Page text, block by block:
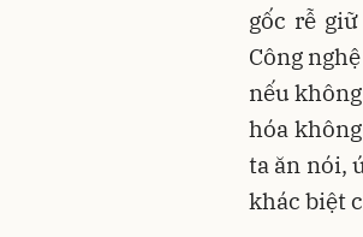
gốc rễ
Công
nếu
hóa
ta ăn nói,
khác biệt